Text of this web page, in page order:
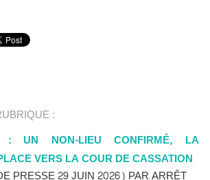
:
: UN NON-LIEU CONFIRMÉ, LA
VERS LA COUR DE CASSATION
PRESSE 29 JUIN 2026) PAR ARRÊT